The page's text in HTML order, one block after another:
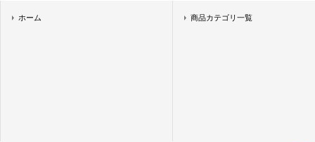
ホーム 商品カテゴリ一覧